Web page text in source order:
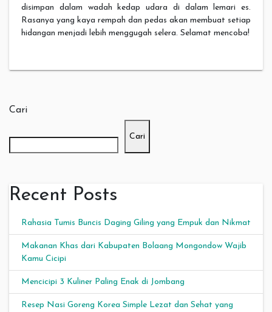
disimpan dalam wadah kedap udara di dalam lemari es.
Rasanya yang kaya rempah dan pedas akan membuat setiap
hidangan menjadi lebih menggugah selera. Selamat mencoba!
Cari
Cari
Recent Posts
Rahasia Tumis Buncis Daging Giling yang Empuk dan Nikmat
Makanan Khas dari Kabupaten Bolaang Mongondow Wajib
Kamu Cicipi
Mencicipi 3 Kuliner Paling Enak di Jombang
Resep Nasi Goreng Korea Simple Lezat dan Sehat yang